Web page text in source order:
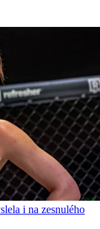
i na zesnulého